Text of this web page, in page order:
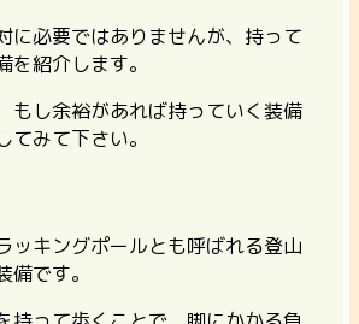
に必要ではありませんが、持って
を紹介します。
もし余裕があれば持っていく装備
てみて下さい。
ッキングポールとも呼ばれる登山
です。